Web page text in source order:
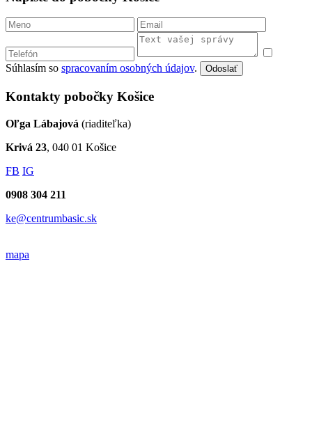
Súhlasím so spracovaním osobných údajov. Odoslať
Kontakty pobočky Košice
Oľga Lábajová (riaditeľka)
Krivá 23, 040 01 Košice
FB IG
0908 304 211
ke@centrumbasic.sk
mapa